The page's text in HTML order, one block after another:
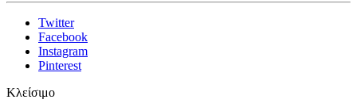
Twitter
Facebook
Instagram
Pinterest
Κλείσιμο